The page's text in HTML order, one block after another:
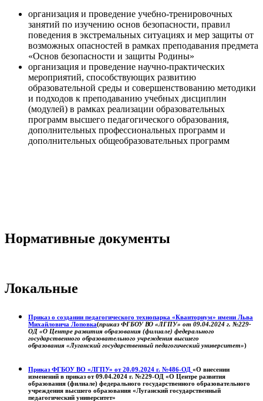
организация и проведение учебно-тренировочных
занятий по изучению основ безопасности, правил
поведения в экстремальных ситуациях и мер защиты от
возможных опасностей в рамках преподавания предмета
«Основ безопасности и защиты Родины»
организация и проведение научно-практических
мероприятий, способствующих развитию
образовательной среды и совершенствованию методики
и подходов к преподаванию учебных дисциплин
(модулей) в рамках реализации образовательных
программ высшего педагогического образования,
дополнительных профессиональных программ и
дополнительных общеобразовательных программ
Нормативные документы
Локальные
Приказ о создании педагогического технопарка «Кванториум» имени Льва
Михайловича Лоповка(приказ ФГБОУ ВО «ЛГПУ» от 09.04.2024 г. №229-
ОД «О Центре развития образования (филиале) федерального
государственного образовательного учреждения высшего
образования «Луганский государственный педагогический университет»)
Приказ ФГБОУ ВО «ЛГПУ» от 20.09.2024 г. №486-ОД «О внесении
изменений в приказ от 09.04.2024 г. №229-ОД «О Центре развития
образования (филиале) федерального государственного образовательного
учреждения высшего образования «Луганский государственный
педагогический университет»